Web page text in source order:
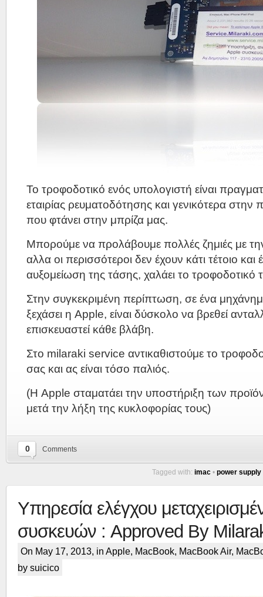
Το τροφοδοτικό ενός υπολογιστή είναι
εταιρίας ρευματοδότησης και γενικότερα στην
που φτάνει στην μπρίζα μας.
Μπορούμε να προλάβουμε πολλές ζημιές με
αλλα οι περισσότεροι δεν έχουν κάτι τέτοιο και
αυξομείωση της τάσης, χαλάει το τροφοδοτικό
Στην συγκεκριμένη περίπτωση, σε ένα
ξεχάσει η Apple, είναι δύσκολο να βρεθεί
επισκευαστεί κάθε βλάβη.
Στο milaraki service αντικαθιστούμε το
σας και ας είναι τόσο παλιός.
(Η Apple σταματάει την υποστήριξη των
μετά την λήξη της κυκλοφορίας τους)
0 Comments
Tagged with: imac • power supply
Υπηρεσία ελέγχου
συσκευών : Approved By
On May 17, 2013, in Apple, MacBook, MacBook Air,
by suicico